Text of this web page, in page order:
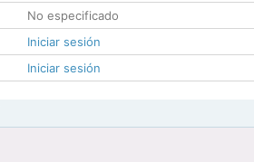
No especificado
Iniciar sesión
Iniciar sesión